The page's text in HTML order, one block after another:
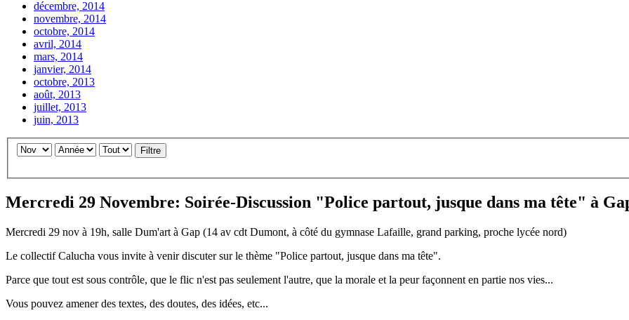
décembre, 2014
novembre, 2014
octobre, 2014
avril, 2014
mars, 2014
janvier, 2014
octobre, 2013
août, 2013
juillet, 2013
juin, 2013
Filtre
Mercredi 29 Novembre: Soirée-Discussion "Police partout, jusque dans ma tête" à
Mercredi 29 nov à 19h, salle Dum'art à Gap (14 av cdt Dumont, à côté du gymnase Lafaille, grand parking, proche lycée nord)
Le collectif Calucha vous invite à venir discuter sur le thème "Police partout, jusque dans ma tête".
Parce que tout est sous contrôle, que le flic n'est pas seulement l'autre, que la morale et la peur façonnent en partie nos vies...
Vous pouvez amener des textes, des doutes, des idées, etc...